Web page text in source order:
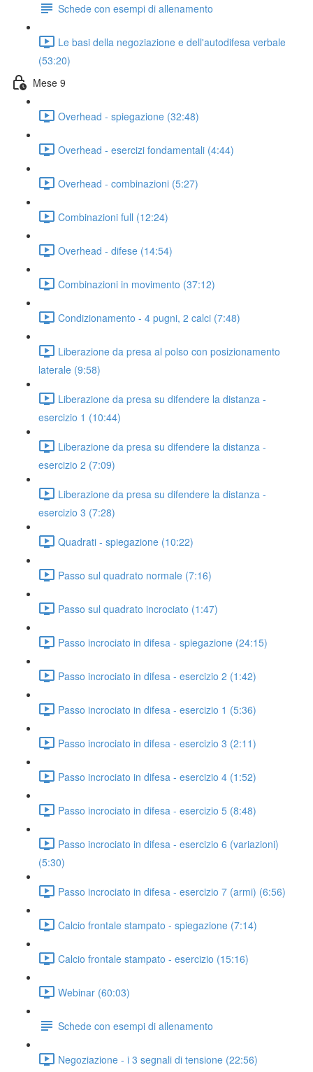
Schede con esempi di allenamento
Le basi della negoziazione e dell'autodifesa verbale
(53:20)
Mese 9
Overhead - spiegazione (32:48)
Overhead - esercizi fondamentali (4:44)
Overhead - combinazioni (5:27)
Combinazioni full (12:24)
Overhead - difese (14:54)
Combinazioni in movimento (37:12)
Condizionamento - 4 pugni, 2 calci (7:48)
Liberazione da presa al polso con posizionamento
laterale (9:58)
Liberazione da presa su difendere la distanza -
esercizio 1 (10:44)
Liberazione da presa su difendere la distanza -
esercizio 2 (7:09)
Liberazione da presa su difendere la distanza -
esercizio 3 (7:28)
Quadrati - spiegazione (10:22)
Passo sul quadrato normale (7:16)
Passo sul quadrato incrociato (1:47)
Passo incrociato in difesa - spiegazione (24:15)
Passo incrociato in difesa - esercizio 2 (1:42)
Passo incrociato in difesa - esercizio 1 (5:36)
Passo incrociato in difesa - esercizio 3 (2:11)
Passo incrociato in difesa - esercizio 4 (1:52)
Passo incrociato in difesa - esercizio 5 (8:48)
Passo incrociato in difesa - esercizio 6 (variazioni)
(5:30)
Passo incrociato in difesa - esercizio 7 (armi) (6:56)
Calcio frontale stampato - spiegazione (7:14)
Calcio frontale stampato - esercizio (15:16)
Webinar (60:03)
Schede con esempi di allenamento
Negoziazione - i 3 segnali di tensione (22:56)